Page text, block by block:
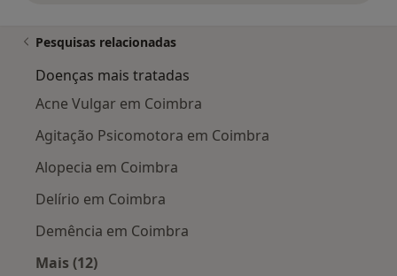
Pesquisas relacionadas
Doenças mais tratadas
Acne Vulgar em Coimbra
Agitação Psicomotora em Coimbra
Alopecia em Coimbra
Delírio em Coimbra
Demência em Coimbra
Mais (12)